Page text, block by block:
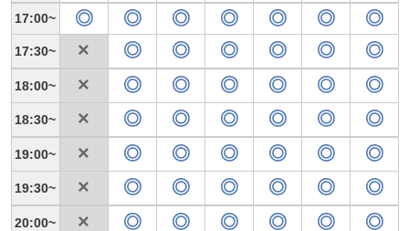
17:00
17:30
18:00
18:30
19:00
19:30
20:00